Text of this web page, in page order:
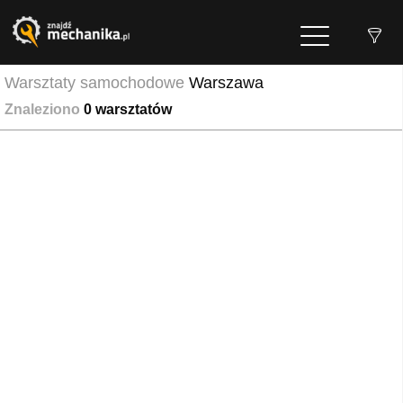
Warsztaty samochodowe Warszawa
Znaleziono 0 warsztatów